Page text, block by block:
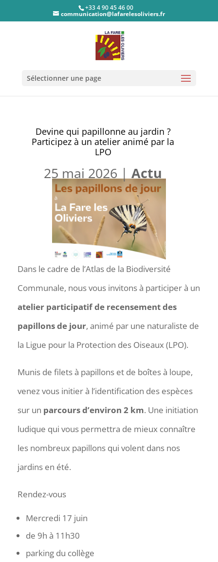
+33 4 90 45 46 00
communication@lafarelesoliviers.fr
Sélectionner une page
Devine qui papillonne au jardin ?
Participez à un atelier animé par la
LPO
25 mai 2026 |Actu
Dans le cadre de l’Atlas de la Biodiversité
Communale, nous vous invitons à participer à un
atelier participatif de recensement des
papillons de jour, animé par une naturaliste de
la Ligue pour la Protection des Oiseaux (LPO).
Munis de filets à papillons et de boîtes à loupe,
venez vous initier à l’identification des espèces
sur un parcours d’environ 2 km. Une initiation
ludique qui vous permettra de mieux connaître
les nombreux papillons qui volent dans nos
jardins en été.
Rendez-vous
Mercredi 17 juin
de 9h à 11h30
parking du collège